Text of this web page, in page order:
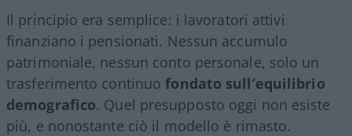
Il principio era semplice: i lavoratori attivi
finanziano i pensionati. Nessun accumulo
patrimoniale, nessun conto personale, solo un
trasferimento continuofondato sull’equilibrio
demografico. Quel presupposto oggi non esiste
più, e nonostante ciò il modello è rimasto.